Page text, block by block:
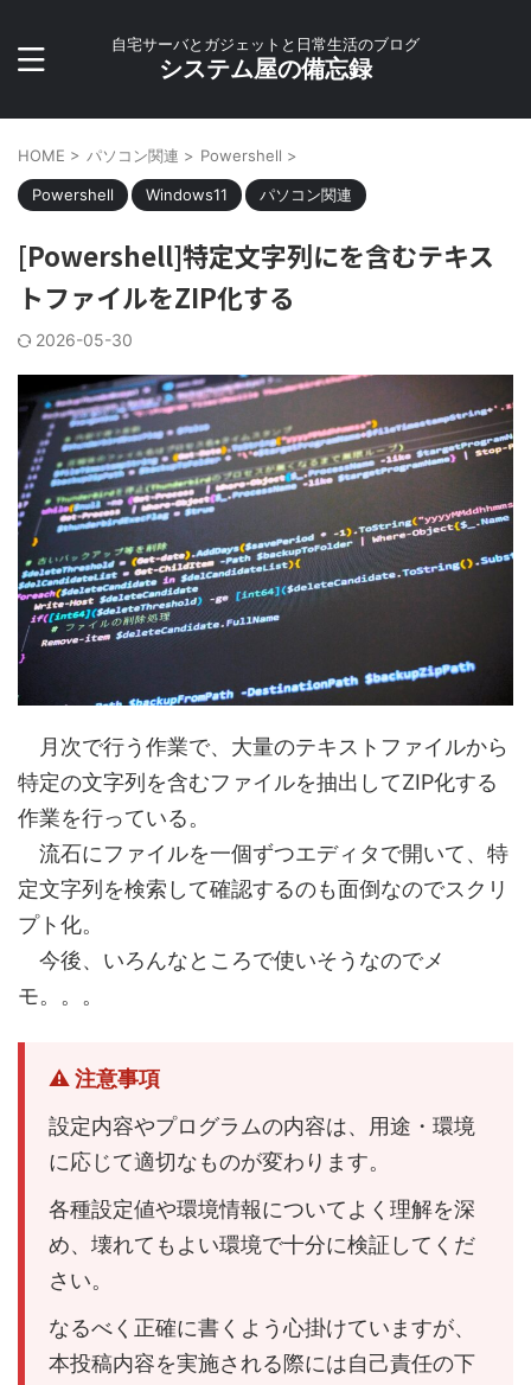
自宅サーバとガジェットと日常生活のブログ
システム屋の備忘録
HOME > パソコン関連 > Powershell >
Powershell Windows11 パソコン関連
[Powershell]特定文字列にを含むテキス
トファイルをZIP化する
2026-05-30
月次で行う作業で、大量のテキストファイルから
特定の文字列を含むファイルを抽出してZIP化する
作業を行っている。
流石にファイルを一個ずつエディタで開いて、特
定文字列を検索して確認するのも面倒なのでスクリ
プト化。
今後、いろんなところで使いそうなのでメ
モ。。。
⚠ 注意事項
設定内容やプログラムの内容は、用途・環境
に応じて適切なものが変わります。
各種設定値や環境情報についてよく理解を深
め、壊れてもよい環境で十分に検証してくだ
さい。
なるべく正確に書くよう心掛けていますが、
本投稿内容を実施される際には自己責任の下